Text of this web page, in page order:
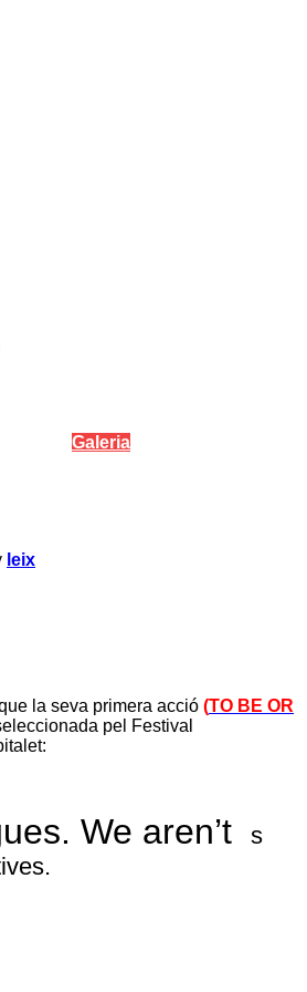
Galeria
leix
la seva primera acció (TO BE OR
pel Festival
We aren’t
s